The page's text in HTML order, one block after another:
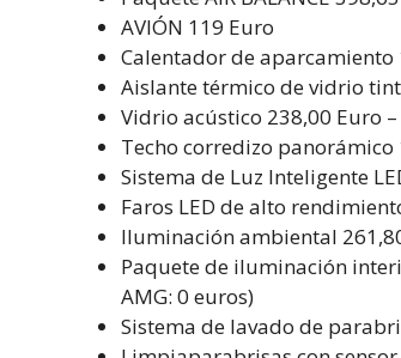
AVIÓN 119 Euro
Calentador de aparcamiento
Aislante térmico de vidrio
Vidrio acústico 238,00 Euro
Techo corredizo panorámico
Sistema de Luz Inteligente
Faros LED de alto
Iluminación ambiental
Paquete de iluminación
AMG: 0 euros)
Sistema de lavado de